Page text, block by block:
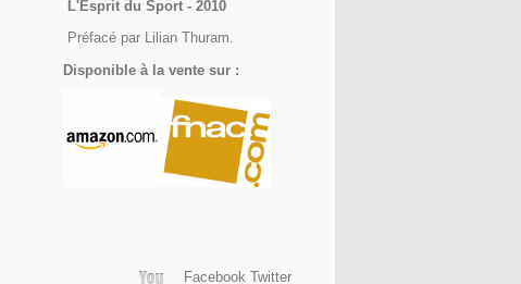
L'Esprit du Sport - 2010
Préfacé par Lilian Thuram.
Disponible à la vente sur :
Facebook Twitter